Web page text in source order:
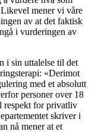
mener vi våre
av at det faktisk
i vurderingen av
i sin uttalelse til det
«Derimot
med et absolutt
personer over 18
respekt for privatliv
skriver i
nå mener at et